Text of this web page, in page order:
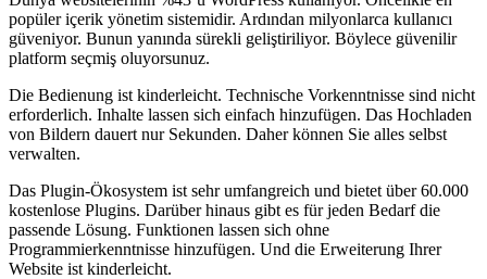
popüler içerik yönetim sistemidir. Ardından milyonlarca kullanıcı
güveniyor. Bunun yanında sürekli geliştiriliyor. Böylece güvenilir
platform seçmiş oluyorsunuz.
Die Bedienung ist kinderleicht. Technische Vorkenntnisse sind nicht
erforderlich. Inhalte lassen sich einfach hinzufügen. Das Hochladen
von Bildern dauert nur Sekunden. Daher können Sie alles selbst
verwalten.
Das Plugin-Ökosystem ist sehr umfangreich und bietet über 60.000
kostenlose Plugins. Darüber hinaus gibt es für jeden Bedarf die
passende Lösung. Funktionen lassen sich ohne
Programmierkenntnisse hinzufügen. Und die Erweiterung Ihrer
Website ist kinderleicht.